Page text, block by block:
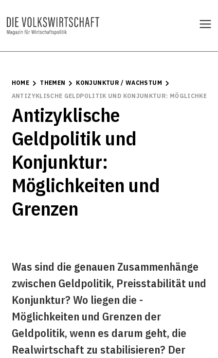
HOME THEMEN
KONJUNKTUR / WACHSTUM
ANTIZYKLISCHE GELDPOLITIK UND KONJUNKTUR:
Antizyklische
Geldpolitik und
Konjunktur:
Möglichkeiten und
Grenzen
Was sind die genauen ­Zusammenhänge
zwischen ­Geldpolitik, Preisstabilität und
Konjunktur? Wo liegen die ­
Möglichkeiten und Grenzen der
Geldpolitik, wenn es darum geht, die
Realwirtschaft zu ­stabilisieren? Der